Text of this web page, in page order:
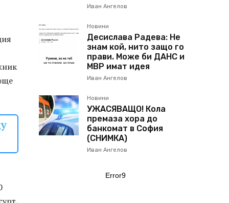
Иван Ангелов
Новини
Десислава Радева: Не
знам кой, нито защо го
прави. Може би ДАНС и
МВР имат идея
Иван Ангелов
Новини
УЖАСЯВАЩО! Кола
премаза хора до
банкомат в София
(СНИМКА)
Иван Ангелов
Error9